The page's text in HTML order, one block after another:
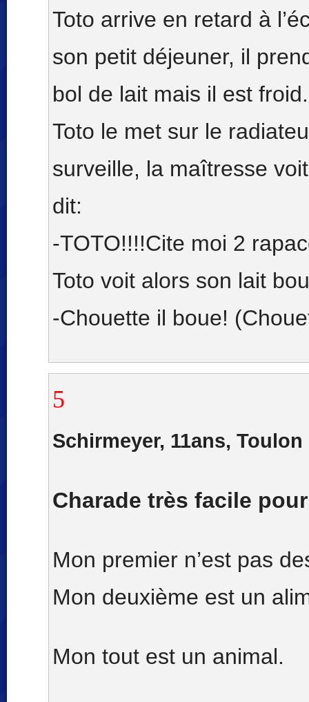
Toto arrive en retard à
son petit déjeuner, il
bol de lait mais il est froid.
Toto le met sur le
surveille, la maîtresse
dit:
-TOTO!!!!Cite moi 2
Toto voit alors son lait
-Chouette il boue!
5
Schirmeyer, 11ans, Toulon
Charade très facile
Mon premier n’est pas
Mon deuxième est un
Mon tout est un animal.